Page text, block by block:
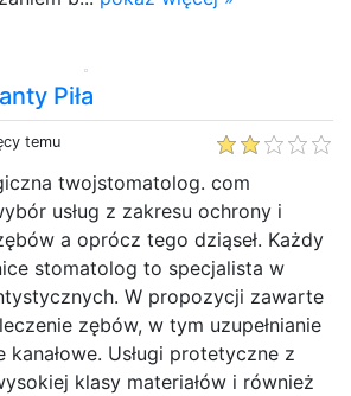
Piła
temu
twojstomatolog. com
usług z zakresu ochrony i
a oprócz tego dziąseł. Każdy
stomatolog to specjalista w
W propozycji zawarte
zębów, w tym uzupełnianie
Usługi protetyczne z
klasy materiałów i również